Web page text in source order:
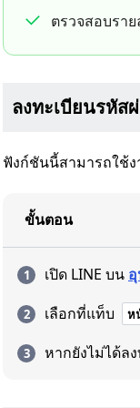
ตรวจสอบรา
ลงทะเบียนรหัส
ฟังก์ชันนี้สามารถใช้
ขั้นตอน
เปิด LINE บน
เลือกที่แท็บ
ห
หากยังไม่ได้ล